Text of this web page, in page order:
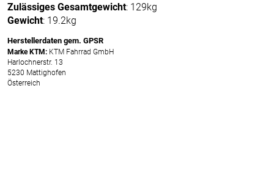
Zulässiges Gesamtgewicht: 129kg
Gewicht: 19.2kg
Herstellerdaten gem. GPSR
Marke KTM: KTM Fahrrad GmbH
Harlochnerstr. 13
5230 Mattighofen
Österreich